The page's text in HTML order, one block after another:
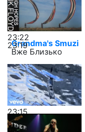
23:22
23:19
Grandma's Smuzi
Вже Близько
23:15